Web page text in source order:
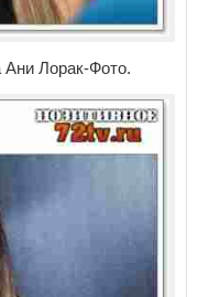
Ани Лорак-Фото.